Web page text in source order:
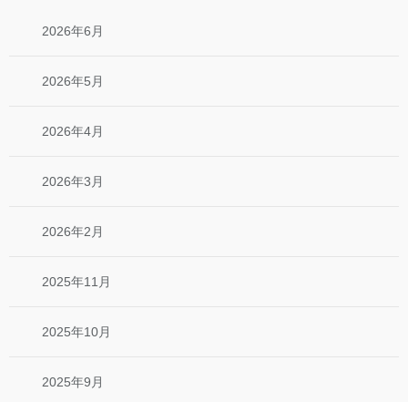
2026年6月
2026年5月
2026年4月
2026年3月
2026年2月
2025年11月
2025年10月
2025年9月